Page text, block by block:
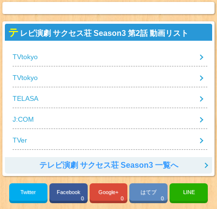
テ レビ演劇 サクセス荘 Season3 第2話 動画リスト
TVtokyo
TVtokyo
TELASA
J:COM
TVer
テレビ演劇 サクセス荘 Season3 一覧へ
Twitter
Facebook
0
Google+
0
はてブ
0
LINE